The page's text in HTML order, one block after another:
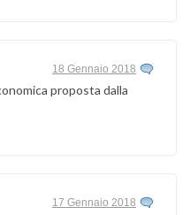
18 Gennaio 2018
proposta dalla
17 Gennaio 2018